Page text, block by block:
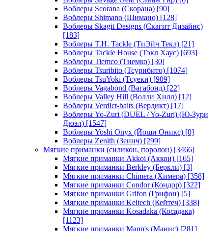
Воблеры Scorana (Скорана) [90]
Воблеры Shimano (Шимано) [128]
Воблеры Skagit Designs (Скагит Дизайнс)
[183]
Воблеры T.H. Tackle (ТиЭйч Текл) [21]
Воблеры Tackle House (Тэкл Хаус) [693]
Воблеры Tiemco (Тиемко) [30]
Воблеры Tsuribito (Тсурибито) [1074]
Воблеры TsuYoki (Тсуеки) [909]
Воблеры Vagabond (Вагабонд) [22]
Воблеры Valley Hill (Волли Хилл) [12]
Воблеры Verdict-baits (Вердикт) [17]
Воблеры Yo-Zuri (DUEL / Yo-Zuri) (Ю-Зури
Дюэл) [1547]
Воблеры Yoshi Onyx (Йоши Оникс) [0]
Воблеры Zenith (Зенич) [299]
Мягкие приманки (силикон, поролон) [3466]
Мягкие приманки Akkoi (Аккои) [165]
Мягкие приманки Berkley (Беркли) [3]
Мягкие приманки Chimera (Химера) [358]
Мягкие приманки Condor (Кондор) [322]
Мягкие приманки Grifon (Грифон) [5]
Мягкие приманки Keitech (Кейтеч) [338]
Мягкие приманки Kosadaka (Косадака)
[1123]
Мягкие приманки Mann's (Маннс) [281]